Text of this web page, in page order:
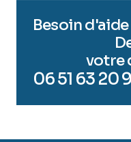
Besoin d'aide
votre
06 51 63 20